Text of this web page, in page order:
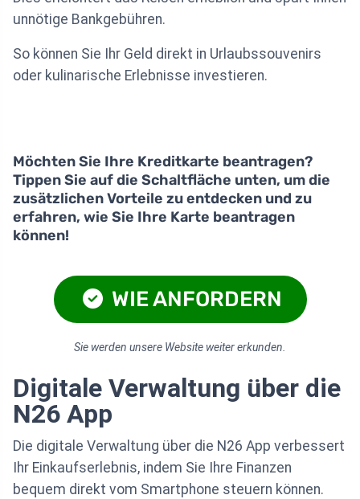
unnötige Bankgebühren.
So können Sie Ihr Geld direkt in Urlaubssouvenirs
oder kulinarische Erlebnisse investieren.
Möchten Sie Ihre Kreditkarte beantragen?
Tippen Sie auf die Schaltfläche unten, um die
zusätzlichen Vorteile zu entdecken und zu
erfahren, wie Sie Ihre Karte beantragen
können!
WIE ANFORDERN
Sie werden unsere Website weiter erkunden.
Digitale Verwaltung über die
N26 App
Die digitale Verwaltung über die N26 App verbessert
Ihr Einkaufserlebnis, indem Sie Ihre Finanzen
bequem direkt vom Smartphone steuern können.